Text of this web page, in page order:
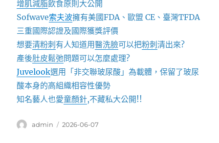
增肌減脂飲食原則大公開
Sofwave索夫波擁有美國FDA、歐盟 CE、臺灣TFDA
三重國際認證及國際獲獎評價
想要清粉刺 有人知道用醫洗臉可以把粉刺清出來?
產後肚皮鬆弛問題可以怎麼處理?
Juvelook選用「非交聯玻尿酸」為載體，保留了玻尿
酸本身的高組織相容性優勢
知名藝人也愛童顏針,不藏私大公開!!
作
admin
發
2026-06-07